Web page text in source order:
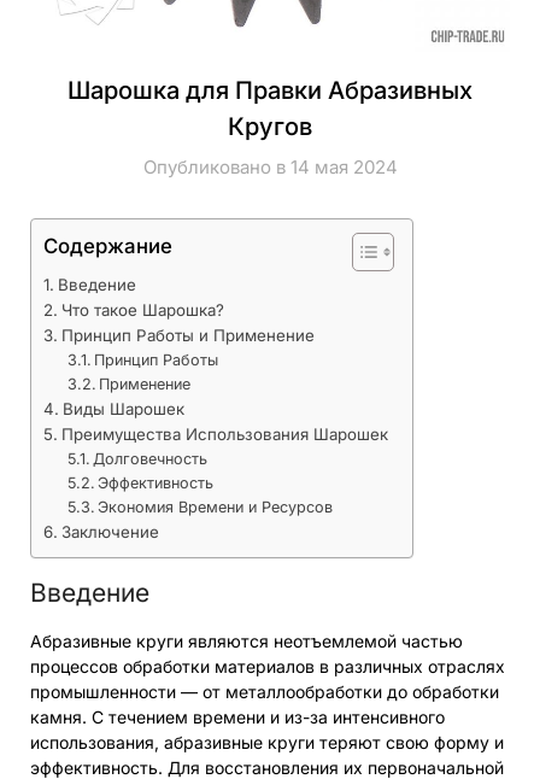
Шарошка для Правки Абразивных
Кругов
Опубликовано в 14 мая 2024
Содержание
Введение
Что такое Шарошка?
Принцип Работы и Применение
Принцип Работы
Применение
Виды Шарошек
Преимущества Использования Шарошек
Долговечность
Эффективность
Экономия Времени и Ресурсов
Заключение
Введение
Абразивные круги являются неотъемлемой частью
процессов обработки материалов в различных отраслях
промышленности — от металлообработки до обработки
камня. С течением времени и из-за интенсивного
использования, абразивные круги теряют свою форму и
эффективность. Для восстановления их первоначальной